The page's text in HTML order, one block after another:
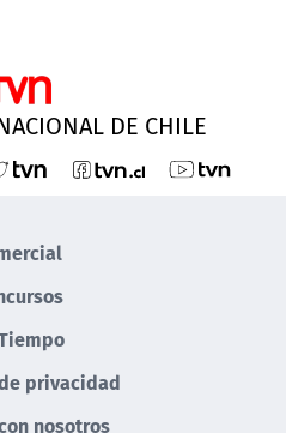
DE CHILE
privacidad
nosotros